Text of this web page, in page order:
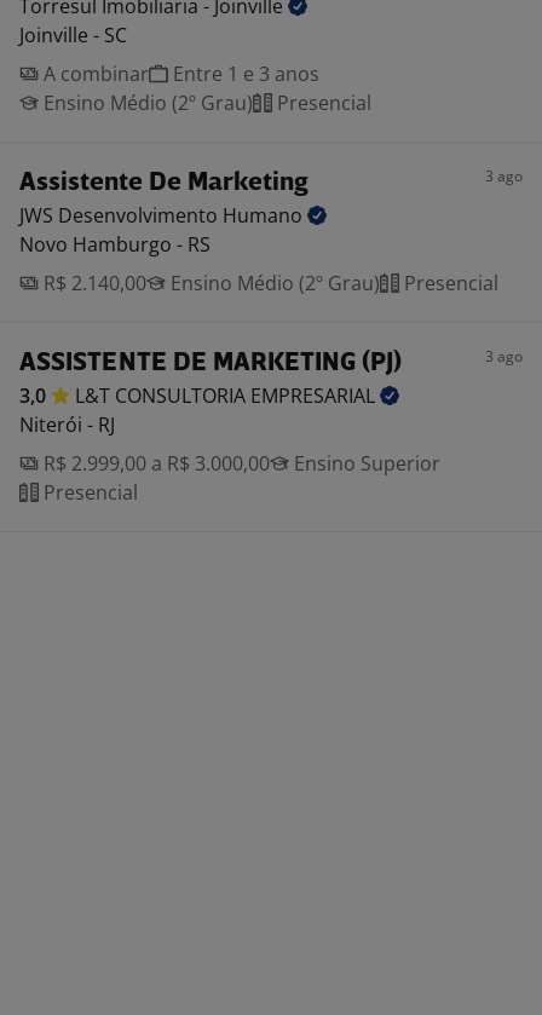
Torresul Imobiliaria - Joinville
Joinville - SC
A combinar
Entre 1 e 3 anos
Ensino Médio (2º Grau)
Presencial
Assistente De Marketing 3 ago
JWS Desenvolvimento Humano
Novo Hamburgo - RS
R$ 2.140,00
Ensino Médio (2º Grau) Presencial
ASSISTENTE DE MARKETING (PJ) 3 ago
3,0 L&T CONSULTORIA EMPRESARIAL
Niterói - RJ
R$ 2.999,00 a R$ 3.000,00
Ensino Superior
Presencial